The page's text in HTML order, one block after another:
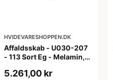
HVIDEVARESHOPPEN.DK
Affaldsskab - U030-207
- 113 Sort Eg - Melamin,
5.261,00 kr